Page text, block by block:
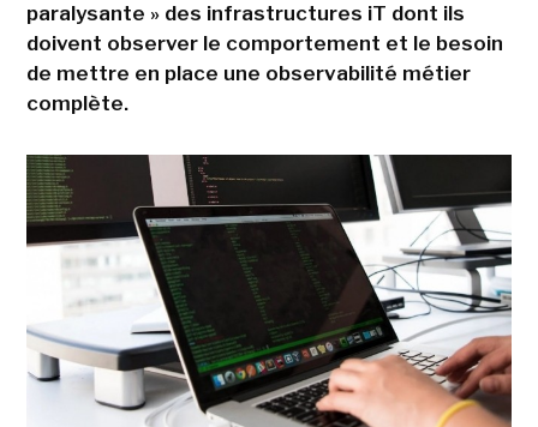
paralysante » des infrastructures iT dont ils
doivent observer le comportement et le besoin
de mettre en place une observabilité métier
complète.